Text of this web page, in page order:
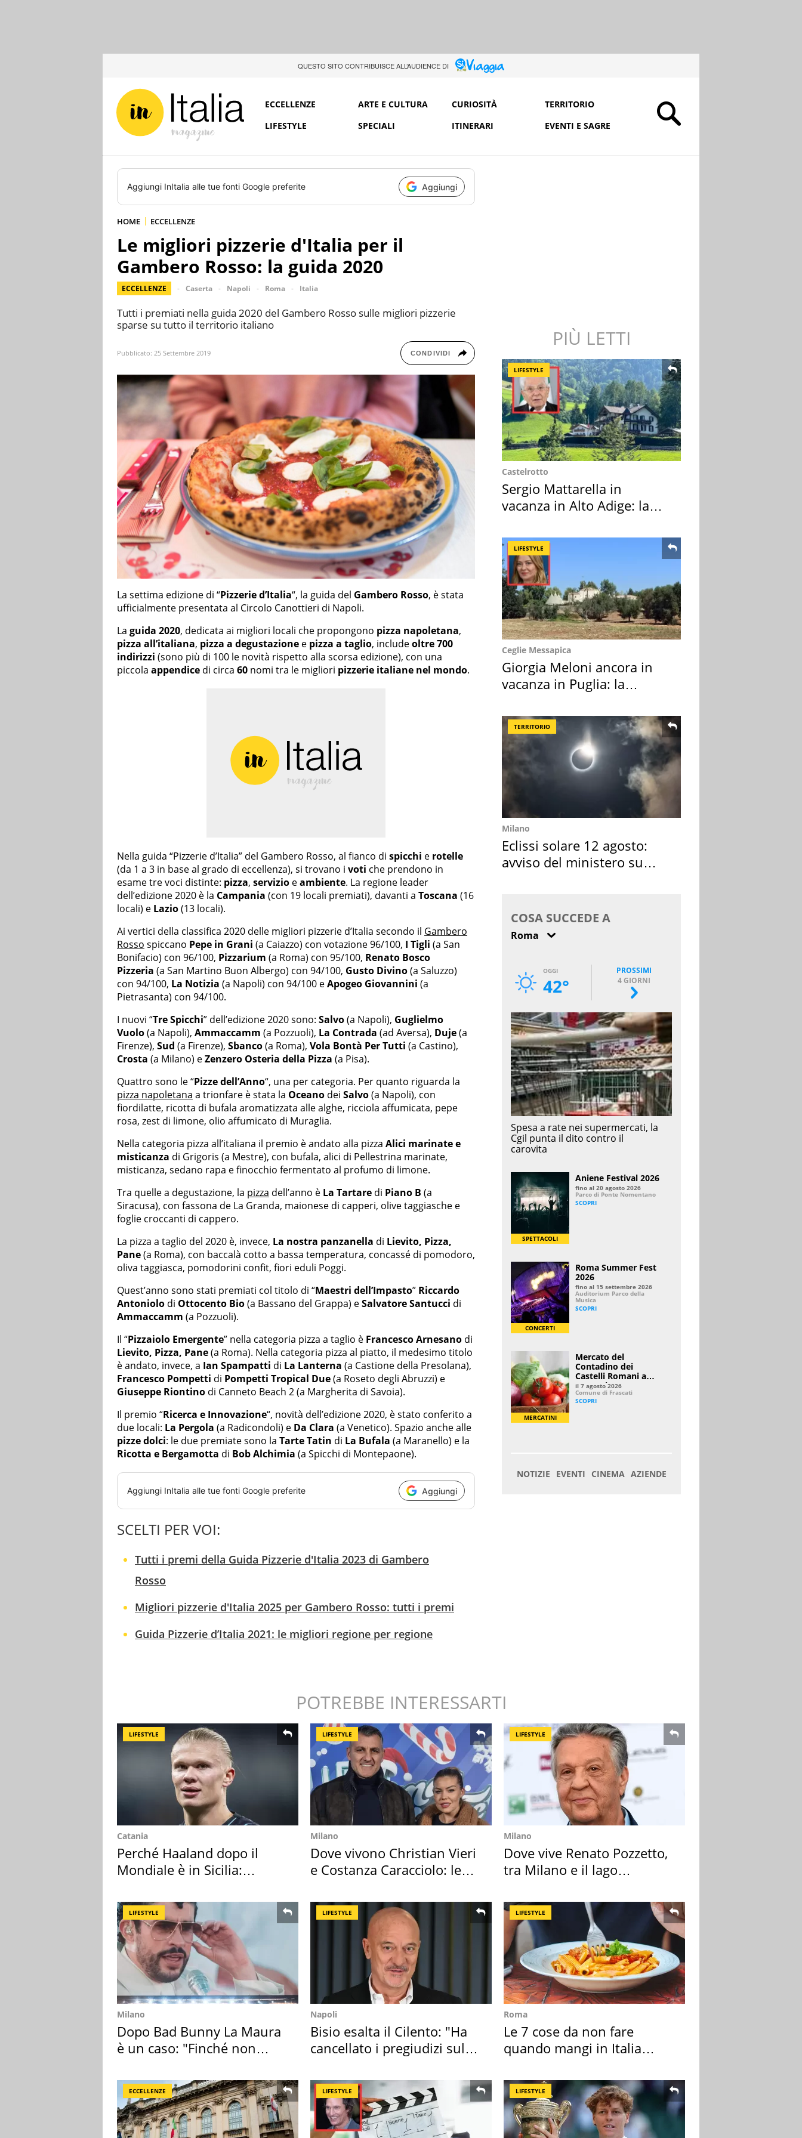
QUESTO SITO CONTRIBUISCE ALL’AUDIENCE DI
ECCELLENZE ARTE E CULTURA CURIOSITÀ
TERRITORIO
LIFESTYLE
SPECIALI ITINERARI EVENTI E SAGRE
Aggiungi InItalia alle tue fonti Google preferite Aggiungi
HOME ECCELLENZE
Le migliori pizzerie d'Italia per il
Gambero Rosso: la guida 2020
ECCELLENZE Caserta Napoli Roma Italia
Tutti i premiati nella guida 2020 del Gambero Rosso sulle migliori pizzerie
sparse su tutto il territorio italiano
Pubblicato: 25 Settembre 2019 CONDIVIDI
La settima edizione di “Pizzerie d’Italia“, la guida del Gambero Rosso, è stata
ufficialmente presentata al Circolo Canottieri di Napoli.
La guida 2020, dedicata ai migliori locali che propongono pizza napoletana,
pizza all’italiana, pizza a degustazione e pizza a taglio, includeoltre 700
indirizzi (sono più di 100 le novità rispetto alla scorsa edizione), con una
piccola appendice di circa 60 nomi tra le migliori pizzerie italiane nel mondo.
Nella guida “Pizzerie d’Italia” del Gambero Rosso, al fianco di spicchi e rotelle
(da 1 a 3 in base al grado di eccellenza), si trovano i voti che prendono in
esame tre voci distinte: pizza, servizio eambiente. La regione leader
dell’edizione 2020 è la Campania (con 19 locali premiati), davanti a Toscana (16
locali) e Lazio(13 locali).
Ai vertici della classifica 2020 delle migliori pizzerie d’Italia secondo il Gambero
Rosso spiccano Pepe in Grani (a Caiazzo) con votazione 96/100, I Tigli (a San
Bonifacio) con 96/100, Pizzarium (a Roma) con 95/100, Renato Bosco
Pizzeria (a San Martino Buon Albergo) con 94/100, Gusto Divino(a Saluzzo)
con 94/100, La Notizia (a Napoli) con 94/100 eApogeo Giovannini (a
Pietrasanta) con 94/100.
I nuovi “Tre Spicchi” dell’edizione 2020 sono: Salvo(a Napoli), Guglielmo
Vuolo(a Napoli), Ammaccamm (a Pozzuoli), La Contrada (ad Aversa), Duje(a
Firenze), Sud (a Firenze), Sbanco(a Roma), Vola Bontà Per Tutti (a Castino),
Crosta (a Milano) eZenzero Osteria della Pizza (a Pisa).
Quattro sono le “Pizze dell’Anno“, una per categoria. Per quanto riguarda la
pizza napoletana a trionfare è stata la Oceano dei Salvo(a Napoli), con
fiordilatte, ricotta di bufala aromatizzata alle alghe, ricciola affumicata, pepe
rosa, zest di limone, olio affumicato di Muraglia.
Nella categoria pizza all’italiana il premio è andato alla pizza Alici marinate e
misticanza di Grigoris (a Mestre), con bufala, alici di Pellestrina marinate,
misticanza, sedano rapa e finocchio fermentato al profumo di limone.
Tra quelle a degustazione, la pizza dell’anno è La Tartare di Piano B (a
Siracusa), con fassona de La Granda, maionese di capperi, olive taggiasche e
foglie croccanti di cappero.
La pizza a taglio del 2020 è, invece, La nostra panzanella di Lievito, Pizza,
Pane(a Roma), con baccalà cotto a bassa temperatura, concassé di pomodoro,
oliva taggiasca, pomodorini confit, fiori eduli Poggi.
Quest’anno sono stati premiati col titolo di “Maestri dell’Impasto” Riccardo
Antoniolo di Ottocento Bio(a Bassano del Grappa) eSalvatore Santucci di
Ammaccamm (a Pozzuoli).
Il “Pizzaiolo Emergente” nella categoria pizza a taglio è Francesco Arnesano di
Lievito, Pizza, Pane(a Roma). Nella categoria pizza al piatto, il medesimo titolo
è andato, invece, a Ian Spampatti di La Lanterna (a Castione della Presolana),
Francesco Pompetti di Pompetti Tropical Due(a Roseto degli Abruzzi) e
Giuseppe Riontino di Canneto Beach 2 (a Margherita di Savoia).
Il premio “Ricerca e Innovazione“, novità dell’edizione 2020, è stato conferito a
due locali: La Pergola (a Radicondoli) e Da Clara (a Venetico). Spazio anche alle
pizze dolci: le due premiate sono la Tarte Tatin di La Bufala (a Maranello) e la
Ricotta e Bergamotta di Bob Alchimia (a Spicchi di Montepaone).
Aggiungi InItalia alle tue fonti Google preferite Aggiungi
SCELTI PER VOI:
Tutti i premi della Guida Pizzerie d'Italia 2023 di Gambero
Rosso
Migliori pizzerie d'Italia 2025 per Gambero Rosso: tutti i premi
Guida Pizzerie d’Italia 2021: le migliori regione per regione
PIÙ LETTI
LIFESTYLE
Castelrotto
Sergio Mattarella in
vacanza in Alto Adige: la
LIFESTYLE
Ceglie Messapica
Giorgia Meloni ancora in
vacanza in Puglia: la
TERRITORIO
Milano
Eclissi solare 12 agosto:
avviso del ministero su
POTREBBE INTERESSARTI
LIFESTYLE
Catania
Perché Haaland dopo il
Mondiale è in Sicilia:
LIFESTYLE
Milano
Dove vivono Christian Vieri
e Costanza Caracciolo: le
LIFESTYLE
Milano
Dove vive Renato Pozzetto,
tra Milano e il lago
LIFESTYLE
Milano
Dopo Bad Bunny La Maura
è un caso: "Finché non
LIFESTYLE
Napoli
Bisio esalta il Cilento: "Ha
cancellato i pregiudizi sul
LIFESTYLE
Roma
Le 7 cose da non fare
quando mangi in Italia
ECCELLENZE LIFESTYLE LIFESTYLE